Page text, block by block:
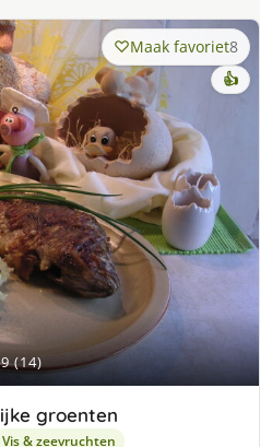
(14)
Maak favoriet8
👍
groenten
Vis & zeevruchten